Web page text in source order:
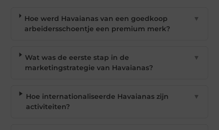
Hoe werd Havaianas van een goedkoop
arbeidersschoentje een premium merk?
▼
Wat was de eerste stap in de
marketingstrategie van Havaianas?
▼
Hoe internationaliseerde Havaianas zijn
activiteiten?
▼